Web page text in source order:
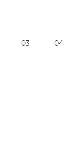
03 04